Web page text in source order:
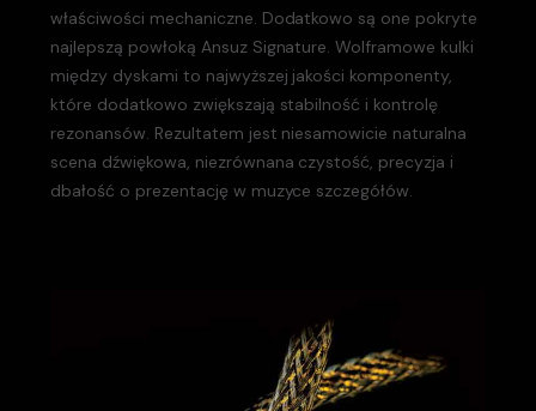
właściwości mechaniczne. Dodatkowo są one pokryte
najlepszą powłoką Ansuz Signature. Wolframowe kulki
między dyskami to najwyższej jakości komponenty,
które dodatkowo zwiększają stabilność i kontrolę
rezonansów. Rezultatem jest niesamowicie naturalna
scena dźwiękowa, niezrównana czystość, precyzja i
dbałość o prezentację w muzyce szczegółów.